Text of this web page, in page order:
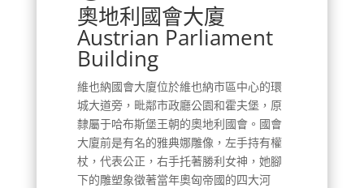
奧地利國會大廈
Austrian Parliament
Building
維也納國會大廈位於維也納市區中心的環
城大道旁，毗鄰市政廳公園和霍夫堡，原
隸屬于哈布斯堡王朝的奧地利國會。國會
大廈前是有名的雅典娜雕像，左手持有權
杖，代表公正，右手托著勝利女神，她腳
下的雕塑象徵著當年奧匈帝國的四大河